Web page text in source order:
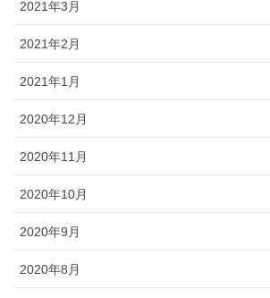
2021年3月
2021年2月
2021年1月
2020年12月
2020年11月
2020年10月
2020年9月
2020年8月